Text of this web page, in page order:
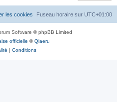
e
Fuseau horaire sur UTC+01:00
les cookies
Software © phpBB Limited
officielle ©Qiaeru
| Conditions